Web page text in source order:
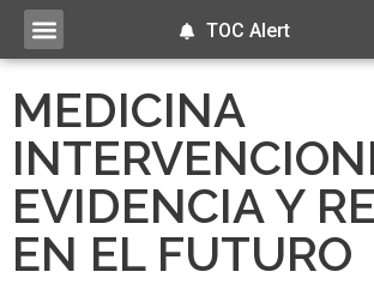
TOC Alert
MEDICINA
EVIDENCIA Y
EN EL FUTURO